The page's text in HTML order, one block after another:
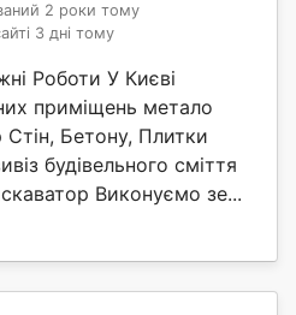
2 роки тому
3 дні тому
Роботи У Києві
приміщень метало
Стін, Бетону, Плитки
будівельного сміття
Виконуємо зе...